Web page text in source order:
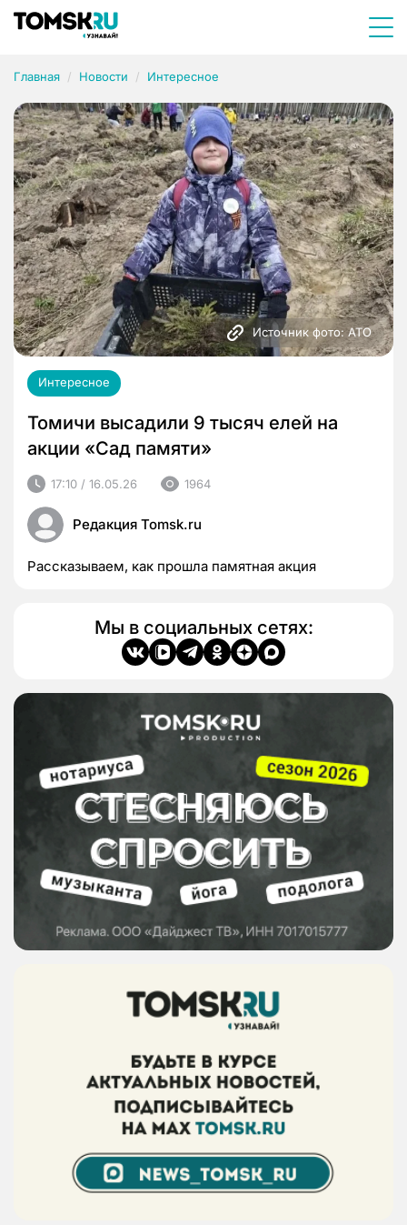
Главная Новости Интересное
Источник фото: АТО
Интересное
Томичи высадили 9 тысяч елей на
акции «Сад памяти»
17:10 / 16.05.26 1964
Редакция Tomsk.ru
Рассказываем, как прошла памятная акция
Мы в социальных сетях: